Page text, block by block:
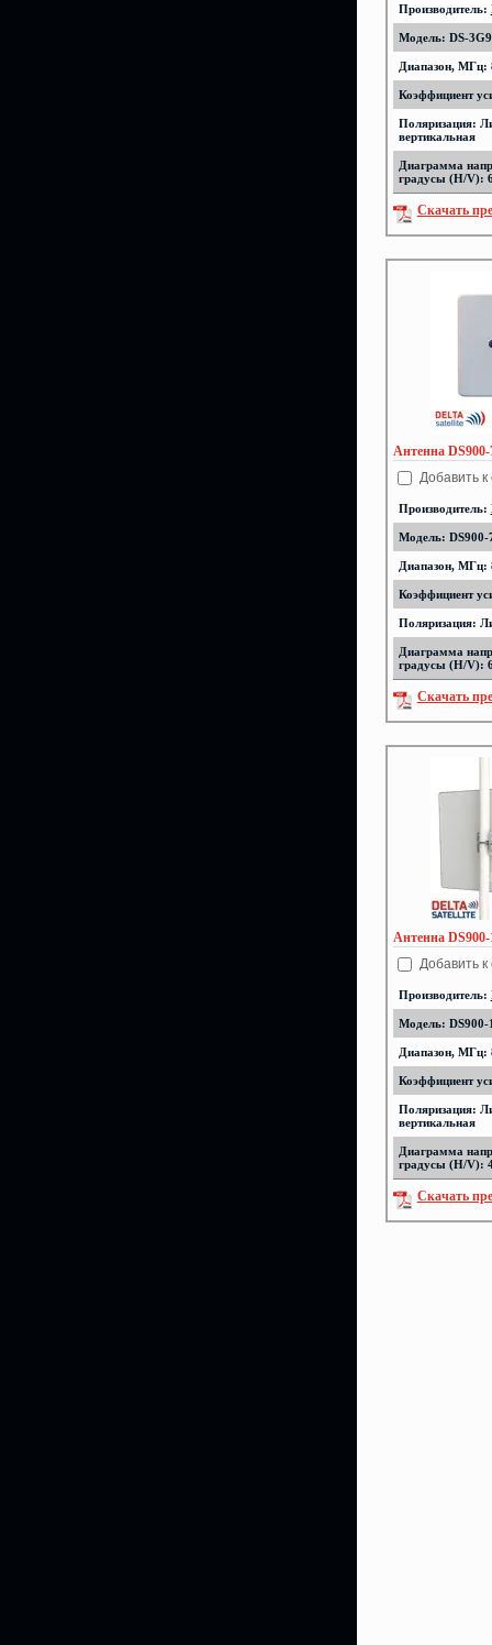
Производитель:
Модель: DS-3G9
Диапазон, МГц:
Коэффициент
Поляризация:
вертикальная
Диаграмма
градусы (H/V):
Скачать
Антенна DS900-
Добавить
Производитель:
Модель: DS900-
Диапазон, МГц:
Коэффициент
Поляризация:
Диаграмма
градусы (H/V):
Скачать
Антенна DS900-
Добавить
Производитель:
Модель: DS900-
Диапазон, МГц:
Коэффициент
Поляризация:
вертикальная
Диаграмма
градусы (H/V):
Скачать